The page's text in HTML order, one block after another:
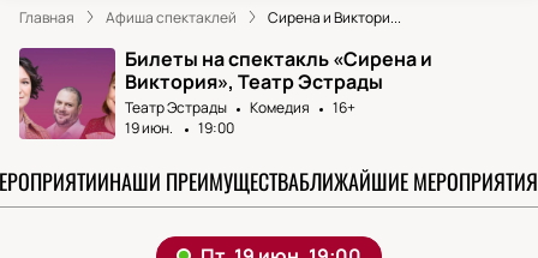
Главная Афиша спектаклей Сирена и Виктори...
Билеты на спектакль «Сирена и
Виктория», Театр Эстрады
Театр Эстрады Комедия
16+
19 июн.
19:00
НАШИ ПРЕИМУЩЕСТВАБЛИЖАЙШИЕ МЕРОПРИЯТИЯ